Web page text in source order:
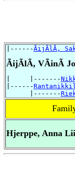
|------ÃijÃlÃ,
ÃijÃlÃ, VÃinÃ
|     |-------
|------
      |-------
Hjerppe, Anna